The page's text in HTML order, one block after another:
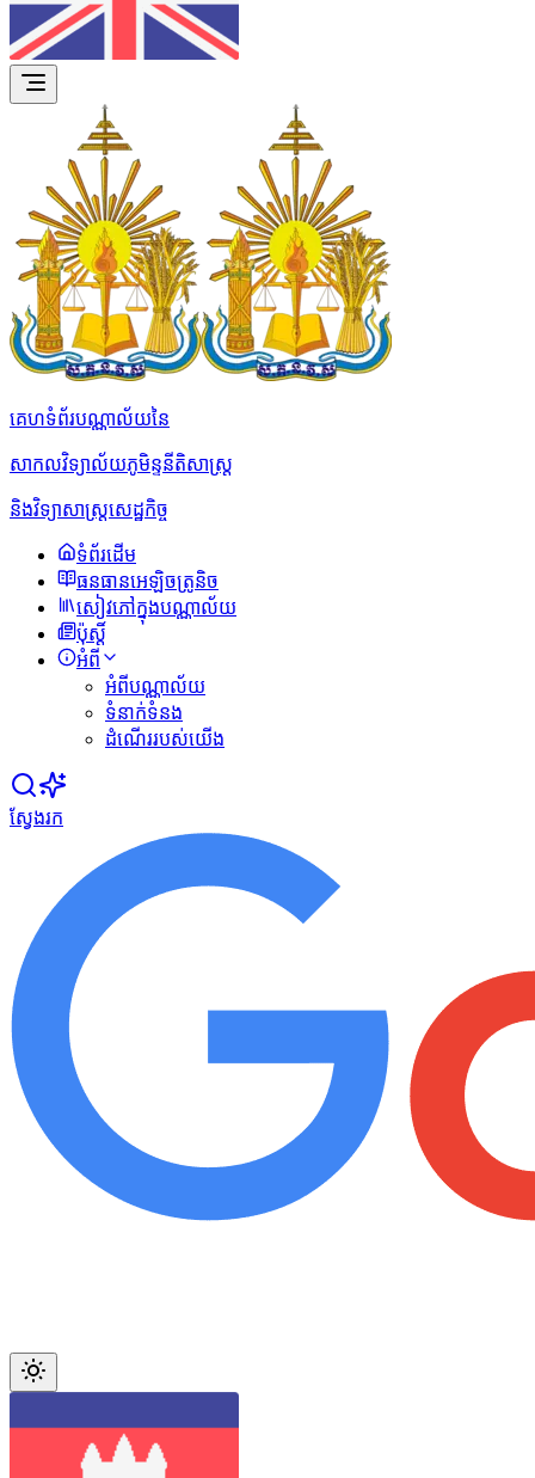
គេហទំព័របណ្ណាល័យនៃ
សាកលវិទ្យាល័យភូមិន្ទនីតិសាស្ត្រ
និងវិទ្យាសាស្ត្រសេដ្ឋកិច្ច
ទំព័រដើម
ធនធានអេឡិចត្រូនិច
សៀវភៅក្នុងបណ្ណាល័យ
ប៉ុស្ដិ៍
អំពី
អំពីបណ្ណាល័យ
ទំនាក់ទំនង
ដំណើររបស់យើង
ស្វែងរក